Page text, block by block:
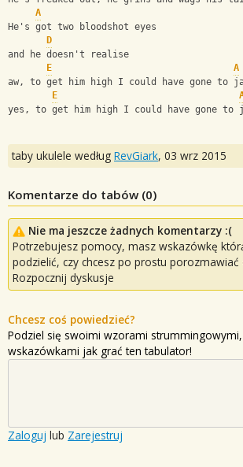
A
He's got two bloodshot eyes
D
and he doesn't realise
E
A
aw, to get him high I could have gone to
E
yes, to get him high I could have gone to
taby ukulele według RevGiark, 03 wrz 2015
Komentarze do tabów (0)
Nie ma jeszcze żadnych komentarzy :(
Potrzebujesz pomocy, masz wskazówkę
podzielić, czy chcesz po prostu porozmawiać
Rozpocznij dyskusje
Chcesz coś powiedzieć?
Podziel się swoimi wzorami
wskazówkami jak grać ten tabulator!
Zaloguj lub Zarejestruj